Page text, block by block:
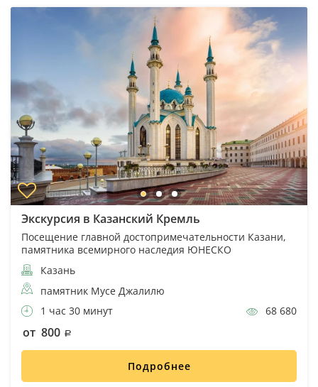
Экскурсия в Казанский Кремль
Посещение главной достопримечательности Казани,
памятника всемирного наследия ЮНЕСКО
Казань
памятник Мусе Джалилю
1 час 30 минут
68 680
от 800
Подробнее